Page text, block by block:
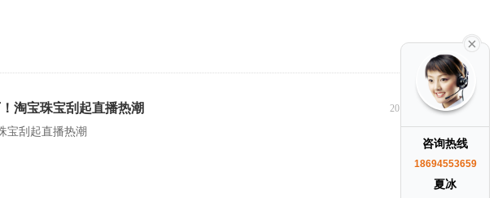
淘宝珠宝刮起直播热潮 2018/05/06
宝刮起直播热潮
咨询热线
18694553659
夏冰